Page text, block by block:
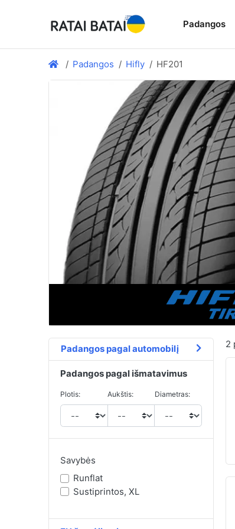
Padangos
Padangos Hifly HF201
Padangos pagal automobilį
Padangos pagal išmatavimus
Plotis: Aukštis: Diametras:
Savybės
Runflat
Sustiprintos, XL
2